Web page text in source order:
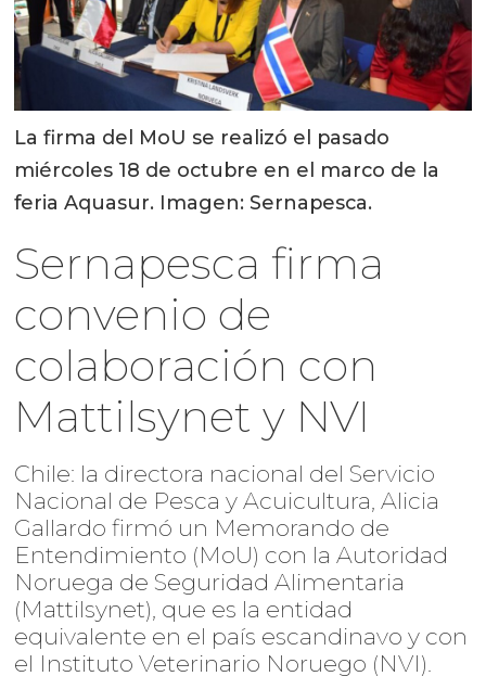
La firma del MoU se realizó el pasado
miércoles 18 de octubre en el marco de la
feria Aquasur. Imagen: Sernapesca.
Sernapesca firma
convenio de
colaboración con
Mattilsynet y NVI
Chile: la directora nacional del Servicio
Nacional de Pesca y Acuicultura, Alicia
Gallardo firmó un Memorando de
Entendimiento (MoU) con la Autoridad
Noruega de Seguridad Alimentaria
(Mattilsynet), que es la entidad
equivalente en el país escandinavo y con
el Instituto Veterinario Noruego (NVI).